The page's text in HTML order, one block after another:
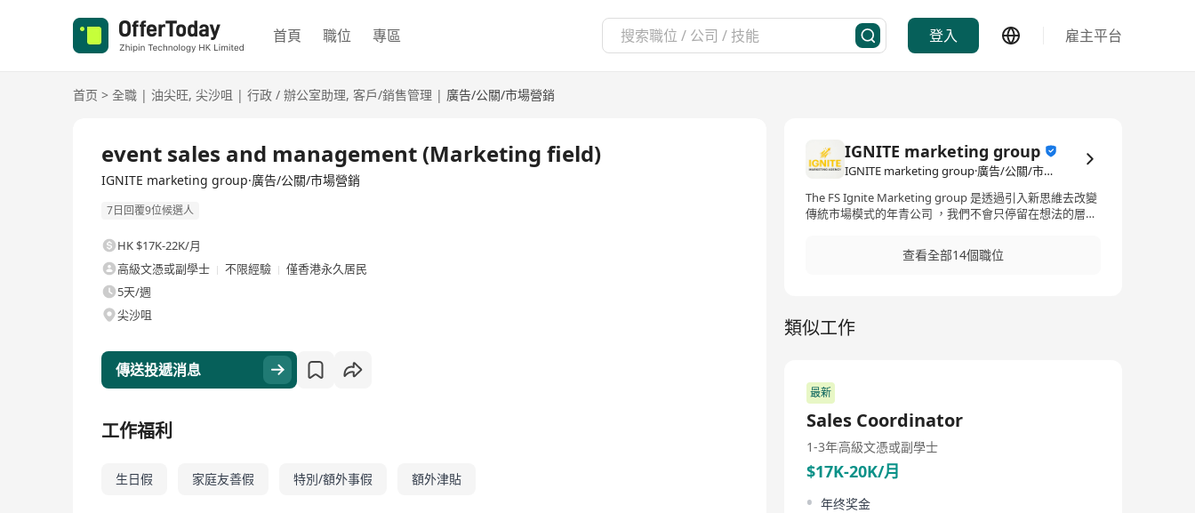
首頁 職位 專區 登入 雇主平台
首页 > 全職 | 油尖旺, 尖沙咀 | 行政 / 辦公室助理, 客戶/銷售管理 | 廣告/公關/市場營銷
event sales and management (Marketing field)
IGNITE marketing group·廣告/公關/市場營銷
7日回覆9位候選人
HK $17K-22K/月
高級文憑或副學士
不限經驗
僅香港永久居民
5天/週
尖沙咀
傳送投遞消息
工作福利
生日假 家庭友善假 特別/額外事假 額外津貼
IGNITE marketing group
IGNITE marketing group·廣告/公關/市場營銷
The FS Ignite Marketing group 是透過引入新思維去改變
傳統市場模式的年青公司 ，我們不會只停留在想法的層
會，如果不是等待機會，而是喜歡爭取機會的性格，歡迎
加入了解我們更多！查看全部14個職位
類似工作
最新
Sales Coordinator
1-3年高級文憑或副學士
$17K-20K/月
年终奖金